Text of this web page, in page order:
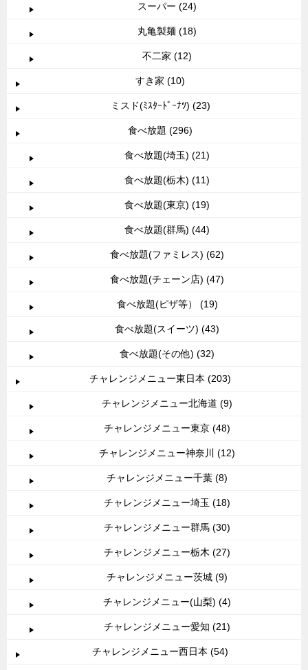
スーパー (24)
丸亀製麺 (18)
不二家 (12)
すき家 (10)
ミスド(ﾐｽﾀｰﾄﾞｰﾅﾂ) (23)
食べ放題 (296)
食べ放題(埼玉) (21)
食べ放題(栃木) (11)
食べ放題(東京) (19)
食べ放題(群馬) (44)
食べ放題(ファミレス) (62)
食べ放題(チェーン店) (47)
食べ放題(ピザ等） (19)
食べ放題(スイーツ) (43)
食べ放題(その他) (32)
チャレンジメニュー東日本 (203)
チャレンジメニュー北海道 (9)
チャレンジメニュー東京 (48)
チャレンジメニュー神奈川 (12)
チャレンジメニュー千葉 (8)
チャレンジメニュー埼玉 (18)
チャレンジメニュー群馬 (30)
チャレンジメニュー栃木 (27)
チャレンジメニュー茨城 (9)
チャレンジメニュー(山梨) (4)
チャレンジメニュー愛知 (21)
チャレンジメニュー西日本 (54)